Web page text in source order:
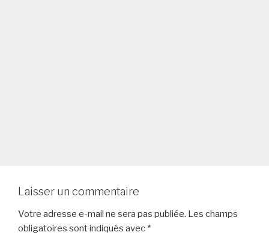
Laisser un commentaire
Votre adresse e-mail ne sera pas publiée. Les champs
obligatoires sont indiqués avec *